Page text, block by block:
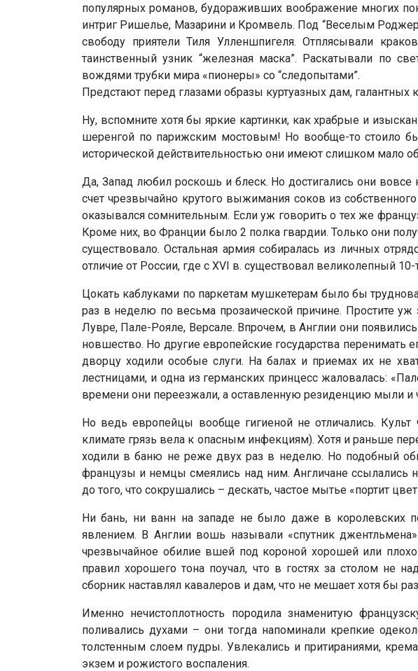
популярных романов, будораживших воображение многих
интриг Ришелье, Мазарини и Кромвель. Под “Веселым
свободу приятели Тиля Улленшпигеля. Отплясывали
таинственный узник “железная маска”. Раскатывали по
вождями трубки мира «пионеры» со “следопытами”.
Предстают перед глазами образы куртуазных дам, галантных
Ну, вспомните хотя бы яркие картинки, как храбрые и
шеренгой по парижским мостовым! Но вообще-то стоило
исторической действительностью они имеют слишком мало
Да, Запад любил роскошь и блеск. Но достигались они вовсе
счет чрезвычайно крутого выжимания соков из
оказывался сомнительным. Если уж говорить о тех же
Кроме них, во Франции было 2 полка гвардии. Только они
существовало. Остальная армия собиралась из личных
отличие от России, где с XVI в. существовал великолепный
Цокать каблуками по паркетам мушкетерам было бы
раз в неделю по весьма прозаической причине. Простите
Лувре, Пале-Рояле, Версале. Впрочем, в Англии они
новшество. Но другие европейские государства
дворцу ходили особые слуги. На балах и приемах их не
лестницами, и одна из германских принцесс жаловалась:
времени они переезжали, а оставленную резиденцию мыли и
Но ведь европейцы вообще гигиеной не отличались.
климате грязь вела к опасным инфекциям). Хотя и раньше
ходили в баню не реже двух раз в неделю. Но подобный
французы и немцы смеялись над ним. Англичане ссылались
до того, что сокрушались – дескать, частое мытье «портит
Ни бань, ни ванн на западе не было даже в королевских
явлением. В Англии вошь называли «спутник
чрезвычайное обилие вшей под короной хорошей или
правил хорошего тона поучал, что в гостях за столом не
сборник наставлял кавалеров и дам, что не мешает хотя бы
Именно нечистоплотность породила знаменитую
поливались духами – они тогда напоминали крепкие
толстенным слоем пудры. Увлекались и притираниями,
экзем и рожистого воспаления.